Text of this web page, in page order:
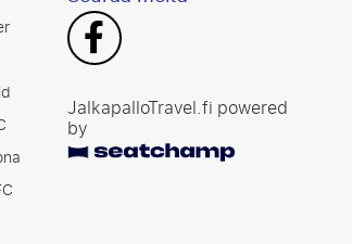
JalkapalloTravel.fi powered
by